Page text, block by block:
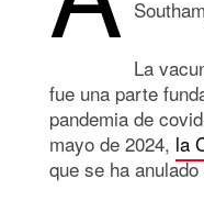
La
fue una parte
pandemia de
mayo de 2024, la
que se ha